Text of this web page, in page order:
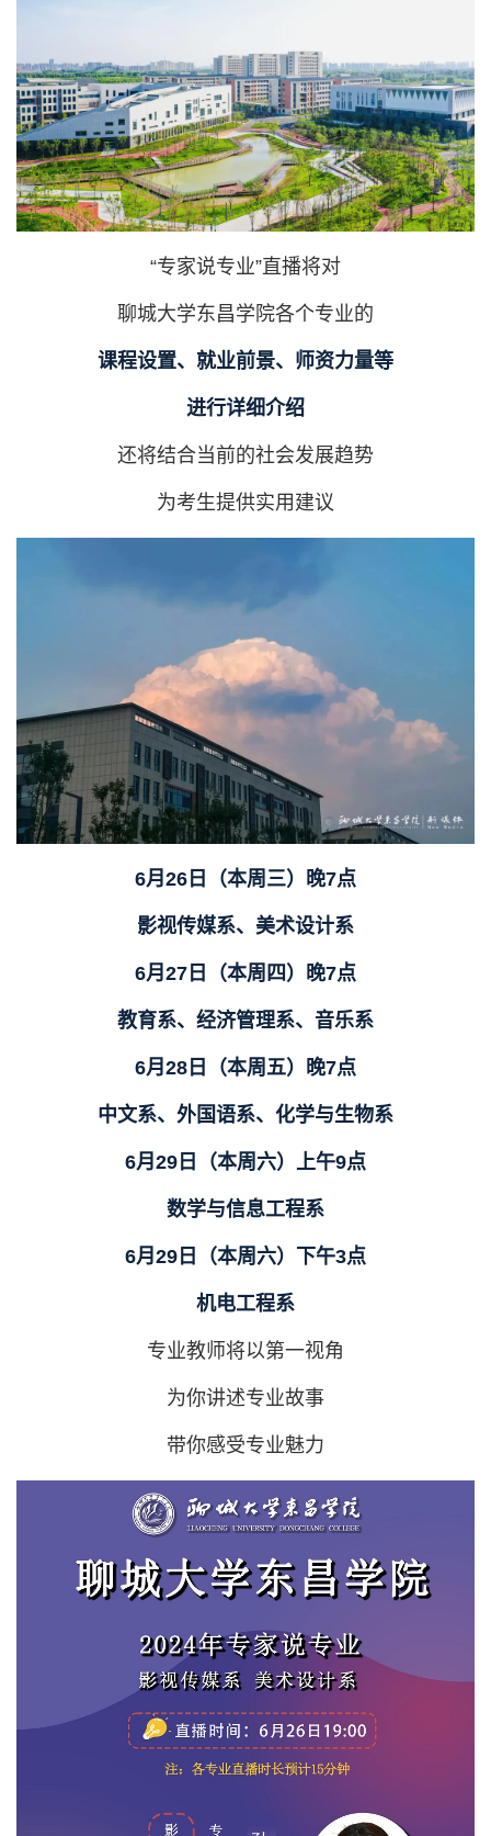
“专家说专业”直播将对
聊城大学东昌学院各个专业的
课程设置、就业前景、师资力量等
进行详细介绍
还将结合当前的社会发展趋势
为考生提供实用建议
6月26日（本周三）晚7点
影视传媒系、美术设计系
6月27日（本周四）晚7点
教育系、经济管理系、音乐系
6月28日（本周五）晚7点
中文系、外国语系、化学与生物系
6月29日（本周六）上午9点
数学与信息工程系
6月29日（本周六）下午3点
机电工程系
专业教师将以第一视角
为你讲述专业故事
带你感受专业魅力